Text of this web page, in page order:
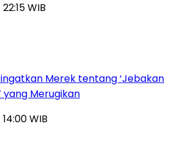
WIB
Merek tentang ‘Jebakan
yang Merugikan
WIB